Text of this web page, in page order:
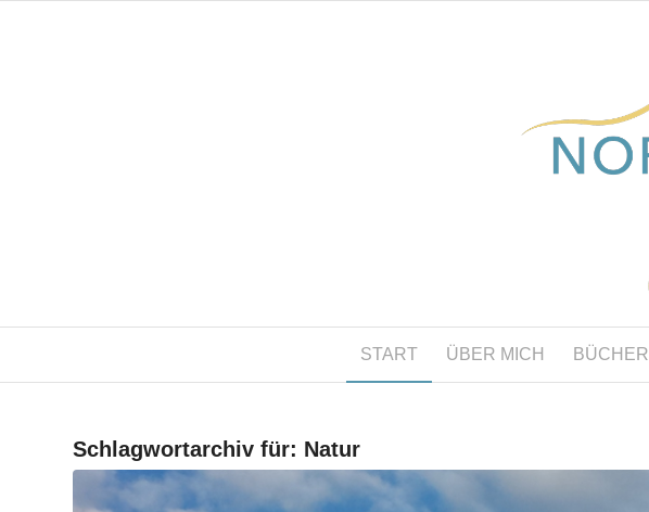
START ÜBER MICH BÜCHER
Schlagwortarchiv für: Natur